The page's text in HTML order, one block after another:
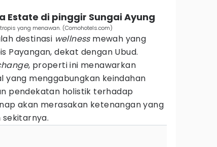
Estate di pinggir Sungai Ayung
yang menawan. (Comohotels.com)
destinasi wellnessmewah yang
Payangan, dekat dengan Ubud.
, properti ini menawarkan
menggabungkan keindahan
pendekatan holistik terhadap
akan merasakan ketenangan yang